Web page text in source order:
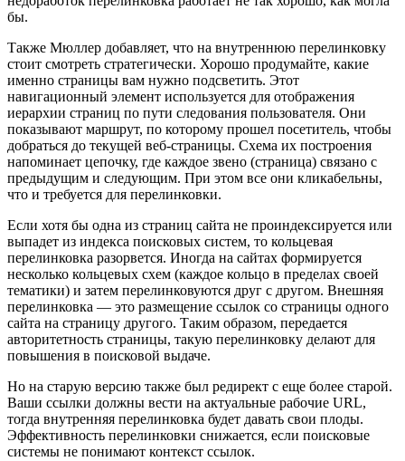
бы.
Также Мюллер добавляет, что на внутреннюю перелинковку
стоит смотреть стратегически. Хорошо продумайте, какие
именно страницы вам нужно подсветить. Этот
навигационный элемент используется для отображения
иерархии страниц по пути следования пользователя. Они
показывают маршрут, по которому прошел посетитель, чтобы
добраться до текущей веб-страницы. Схема их построения
напоминает цепочку, где каждое звено (страница) связано с
предыдущим и следующим. При этом все они кликабельны,
что и требуется для перелинковки.
Если хотя бы одна из страниц сайта не проиндексируется или
выпадет из индекса поисковых систем, то кольцевая
перелинковка разорвется. Иногда на сайтах формируется
несколько кольцевых схем (каждое кольцо в пределах своей
тематики) и затем перелинковуются друг с другом. Внешняя
перелинковка — это размещение ссылок со страницы одного
сайта на страницу другого. Таким образом, передается
авторитетность страницы, такую перелинковку делают для
повышения в поисковой выдаче.
Но на старую версию также был редирект с еще более старой.
Ваши ссылки должны вести на актуальные рабочие URL,
тогда внутренняя перелинковка будет давать свои плоды.
Эффективность перелинковки снижается, если поисковые
системы не понимают контекст ссылок.